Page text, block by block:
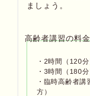
ましょう。
高齢者講習の料金
・2時間（120
・3時間（180
・臨時高齢者
方）